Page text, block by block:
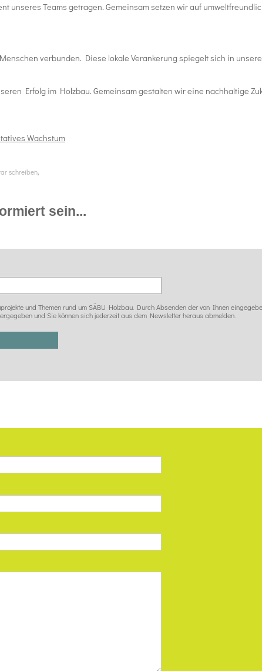
unseres Teams getragen. Gemeinsam setzen wir auf
verbunden. Diese lokale Verankerung spiegelt sich in
Erfolg im Holzbau. Gemeinsam gestalten wir eine nachhaltige
Wachstum
schreiben,
sein...
und Themen rund um SÄBU Holzbau. Durch Absenden der von Ihnen
und Sie können sich jederzeit aus dem Newsletter heraus abmelden.